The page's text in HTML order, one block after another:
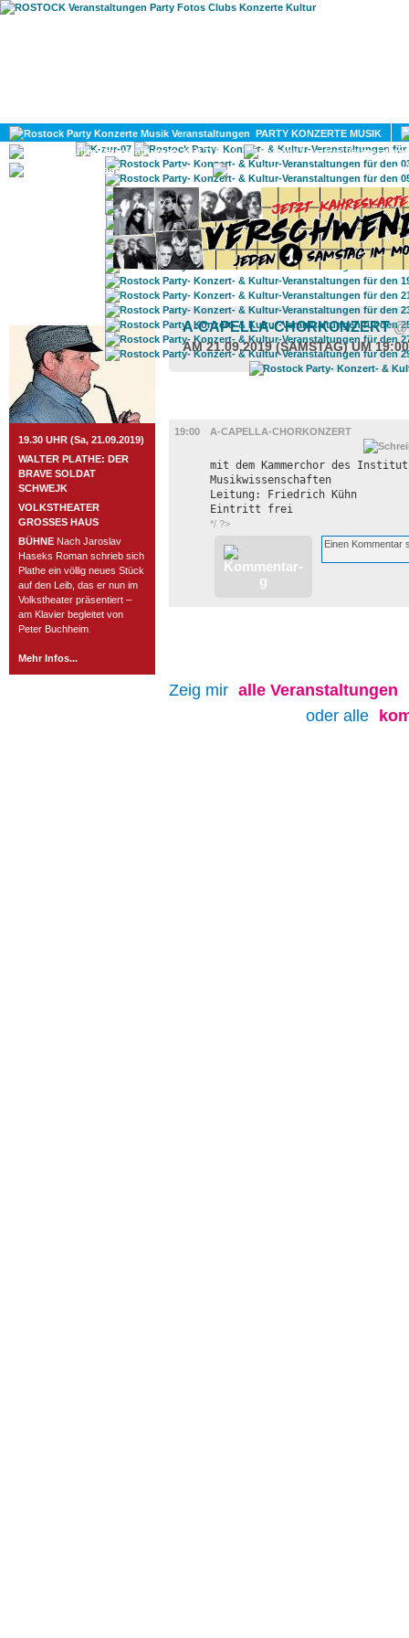
PARTY KONZERTE MUSIK
KULTUR
GAY
ROSTOCK TAGESTIPP
19.30 UHR (Sa, 21.09.2019)
WALTER PLATHE: DER
BRAVE SOLDAT
SCHWEJK
VOLKSTHEATER
GROSSES HAUS
BÜHNE Nach Jaroslav
Haseks Roman schrieb sich
Plathe ein völlig neues Stück
auf den Leib, das er nun im
Volkstheater präsentiert –
am Klavier begleitet von
Peter Buchheim.
Mehr Infos...
A-CAPELLA-CHORKONZERT
AM 21.09.2019 (SAMSTAG) UM
19:00
A-CAPELLA-CHORKONZERT
mit dem Kammerchor des
Musikwissenschaften
Leitung: Friedrich Kühn
Eintritt frei
*/ ?>
Zeig mir alle Veranstaltungen
oder alle